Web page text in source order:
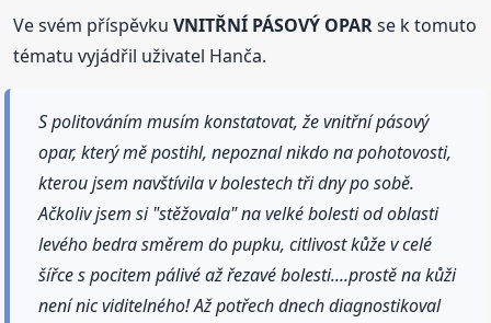
Ve svém příspěvkuVNITŘNÍ PÁSOVÝ OPARse k tomuto
tématu vyjádřil uživatel Hanča.
S politováním musím konstatovat, že vnitřní pásový
opar, který mě postihl, nepoznal nikdo na pohotovosti,
kterou jsem navštívila v bolestech tři dny po sobě.
Ačkoliv jsem si "stěžovala" na velké bolesti od oblasti
levého bedra směrem do pupku, citlivost kůže v celé
šířce s pocitem pálivé až řezavé bolesti....prostě na kůži
není nic viditelného! Až potřech dnech diagnostikoval